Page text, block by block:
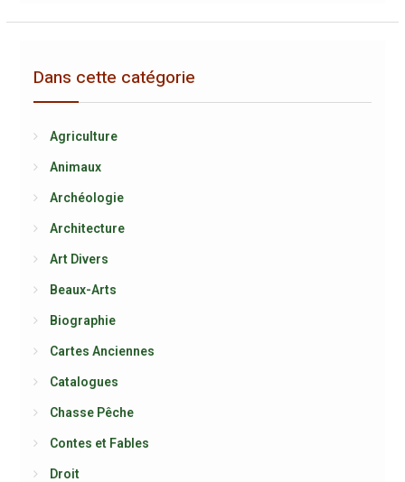
Dans cette catégorie
Agriculture
Animaux
Archéologie
Architecture
Art Divers
Beaux-Arts
Biographie
Cartes Anciennes
Catalogues
Chasse Pêche
Contes et Fables
Droit